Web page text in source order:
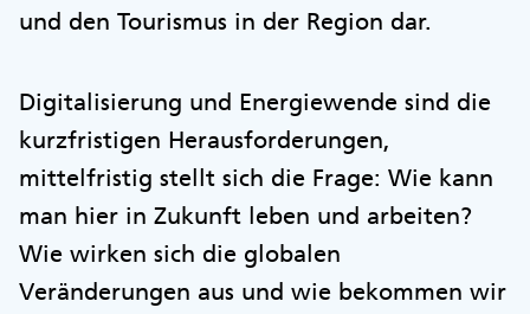
und den Tourismus in der Region dar.
Digitalisierung und Energiewende sind die
kurzfristigen Herausforderungen,
mittelfristig stellt sich die Frage: Wie kann
man hier in Zukunft leben und arbeiten?
Wie wirken sich die globalen
Veränderungen aus und wie bekommen wir